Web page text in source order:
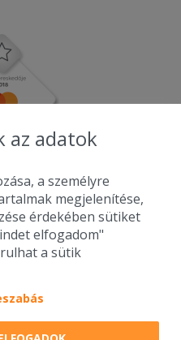
- Diston-line Kft.
az adatok
a személyre
megjelenítése,
érdekében sütiket
elfogadom"
a sütik